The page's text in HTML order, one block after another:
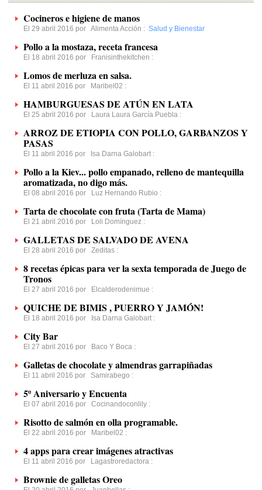
Cocineros e higiene de manos
El 29 abril 2016 por Alimenta Acción : Salud y Bienestar
Pollo a la mostaza, receta francesa
El 18 abril 2016 por Franisinthekitchen :
Lomos de merluza en salsa.
El 11 abril 2016 por Maribel02 :
HAMBURGUESAS DE ATÚN EN LATA
El 25 abril 2016 por Laura Laura García Puebla :
ARROZ DE ETIOPIA CON POLLO, GARBANZOS Y
PASAS
El 11 abril 2016 por Isa Darna Galobart :
Pollo a la Kiev... pollo empanado, relleno de mantequilla
aromatizada, no digo más.
El 08 abril 2016 por Luz Hernando Rubio :
Tarta de chocolate con fruta (Tarta de Mama)
El 21 abril 2016 por Loli Domínguez :
GALLETAS DE SALVADO DE AVENA
El 28 abril 2016 por Zeditas :
8 recetas épicas para ver la sexta temporada de Juego de
Tronos
El 27 abril 2016 por Elcalderodenimue :
QUICHE DE BIMIS , PUERRO Y JAMÓN!
El 18 abril 2016 por Isa Darna Galobart :
City Bar
El 27 abril 2016 por Baco Y Boca :
Galletas de chocolate y almendras garrapiñadas
El 11 abril 2016 por Samirabego :
5º Aniversario y Encuenta
El 07 abril 2016 por Cocinandoconlily :
Risotto de salmón en olla programable.
El 22 abril 2016 por Maribel02 :
4 apps para crear imágenes atractivas
El 11 abril 2016 por Lagastroredactora :
Brownie de galletas Oreo